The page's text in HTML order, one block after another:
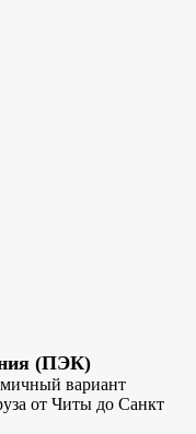
(ПЭК)
вариант
от Читы до Санкт